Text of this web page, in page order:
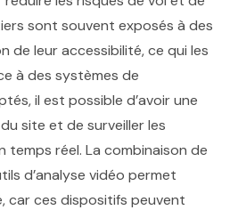
sont souvent exposés à des
de leur accessibilité, ce qui les
à des systèmes de
il est possible d’avoir une
site et de surveiller les
temps réel. La combinaison de
d’analyse vidéo permet
car ces dispositifs peuvent